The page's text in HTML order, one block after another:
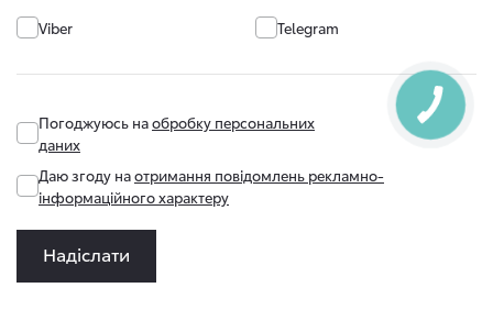
Viber
Telegram
Погоджуюсь наобробку персональних
даних
Даю згоду наотримання повідомлень рекламно-
інформаційного характеру
Надіслати